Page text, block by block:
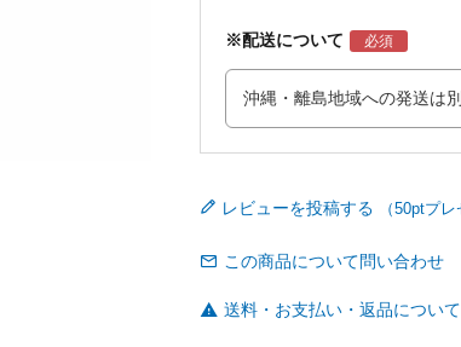
※配送について
レビューを投稿する
この商品について問い合わせ
送料・お支払い・返品について